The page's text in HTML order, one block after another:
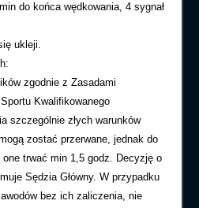
do końca wędkowania, 4 sygnał
ukleji.
zgodnie z Zasadami
Kwalifikowanego
szczególnie złych warunków
zostać przerwane, jednak do
trwać min 1,5 godz. Decyzję o
Sędzia Główny. W przypadku
bez ich zaliczenia, nie